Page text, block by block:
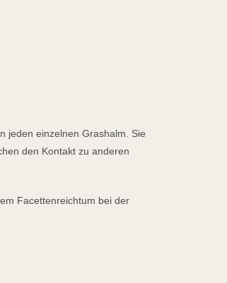
jeden einzelnen Grashalm. Sie
den Kontakt zu anderen
Facettenreichtum bei der